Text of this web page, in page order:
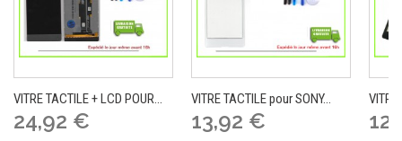
VITRE TACTILE + LCD POUR...
24,92 €
VITRE TACTILE pour SONY...
13,92 €
VITRE